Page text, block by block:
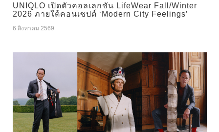
UNIQLO เปิดตัวคอลเลกชัน LifeWear Fall/Winter
2026 ภายใต้คอนเซปต์ ‘Modern City Feelings’
6 สิงหาคม 2569